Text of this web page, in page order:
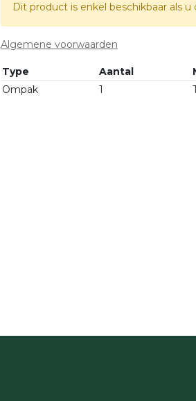
Dit product is enkel beschikbaar als u
Algemene voorwaarden
Type Aantal
Ompak
1